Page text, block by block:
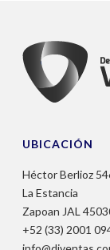
UBICACIÓN
Héctor Berlioz
La Estancia
Zapoan JAL
+52 (33) 2001